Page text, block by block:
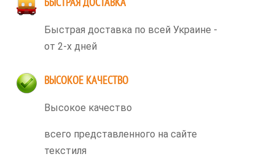
Быстрая доставка по всей Украине -
от 2-х дней
ВЫСОКОЕ КАЧЕСТВО
Высокое качество
всего представленного на сайте
текстиля